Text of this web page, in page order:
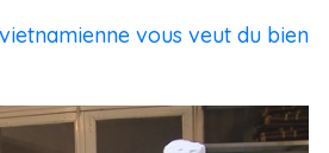
vous veut du bien